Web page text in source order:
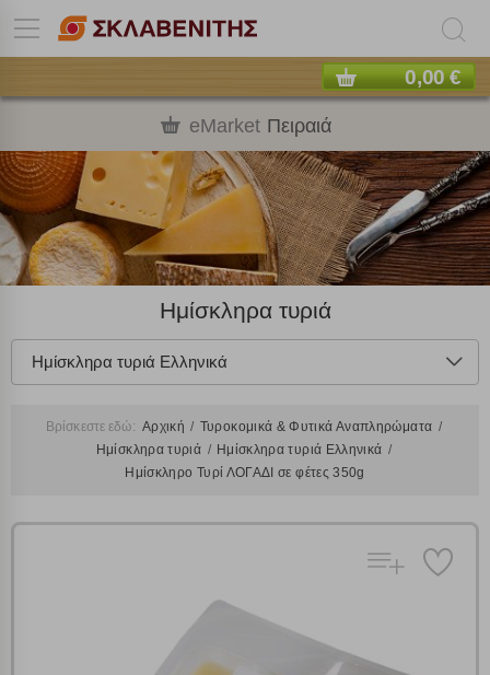
0,00 €
eMarket Πειραιά
Ημίσκληρα τυριά
Ημίσκληρα τυριά Ελληνικά
Βρίσκεστε εδώ: Αρχική
Τυροκομικά & Φυτικά Αναπληρώματα
Ημίσκληρα τυριά
Ημίσκληρα τυριά Ελληνικά
Ημίσκληρο Τυρί ΛΟΓΑΔΙ σε φέτες 350g